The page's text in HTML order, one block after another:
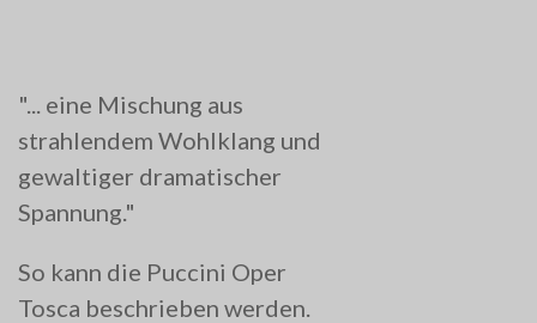
"... eine Mischung aus
strahlendem Wohlklang und
gewaltiger dramatischer
Spannung."
So kann die Puccini Oper
Tosca beschrieben werden.